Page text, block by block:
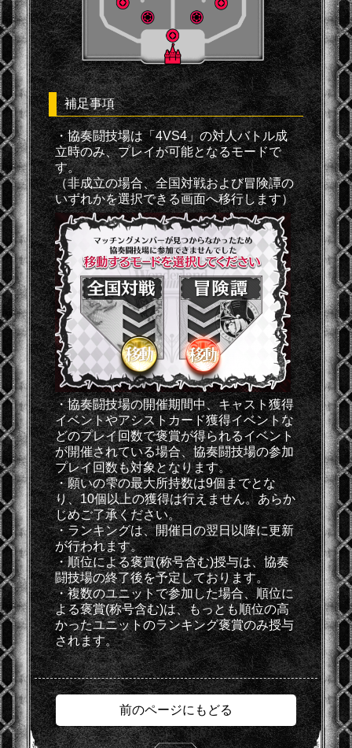
補足事項
・協奏闘技場は「4VS4」の対人バトル成
立時のみ、プレイが可能となるモードで
す。
（非成立の場合、全国対戦および冒険譚の
いずれかを選択できる画面へ移行します）
・協奏闘技場の開催期間中、キャスト獲得
イベントやアシストカード獲得イベントな
どのプレイ回数で褒賞が得られるイベント
が開催されている場合、協奏闘技場の参加
プレイ回数も対象となります。
・願いの雫の最大所持数は9個までとな
り、10個以上の獲得は行えません。あらか
じめご了承ください。
・ランキングは、開催日の翌日以降に更新
が行われます。
・順位による褒賞(称号含む)授与は、協奏
闘技場の終了後を予定しております。
・複数のユニットで参加した場合、順位に
よる褒賞(称号含む)は、もっとも順位の高
かったユニットのランキング褒賞のみ授与
されます。
前のページにもどる